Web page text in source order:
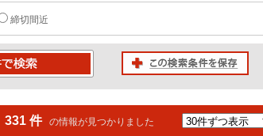
締切間近
331 件 の情報が見つかりました